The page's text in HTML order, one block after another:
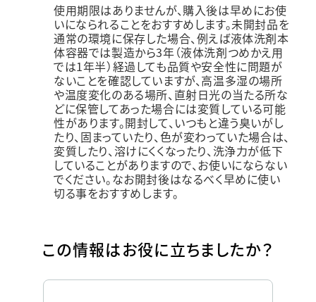
使用期限はありませんが、購入後は早めにお使
いになられることをおすすめします。未開封品を
通常の環境に保存した場合、例えば液体洗剤本
体容器では製造から3年（液体洗剤つめかえ用
では1年半）経過しても品質や安全性に問題が
ないことを確認していますが、高温多湿の場所
や温度変化のある場所、直射日光の当たる所な
どに保管してあった場合には変質している可能
性があります。開封して、いつもと違う臭いがし
たり、固まっていたり、色が変わっていた場合は、
変質したり、溶けにくくなったり、洗浄力が低下
していることがありますので、お使いにならない
でください。なお開封後はなるべく早めに使い
切る事をおすすめします。
この情報はお役に立ちましたか？